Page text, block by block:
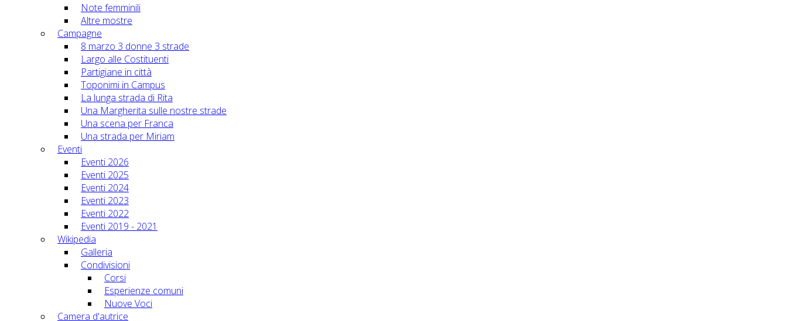
Note femminili
Altre mostre
Campagne
8 marzo 3 donne 3 strade
Largo alle Costituenti
Partigiane in città
Toponimi in Campus
La lunga strada di Rita
Una Margherita sulle nostre strade
Una scena per Franca
Una strada per Miriam
Eventi
Eventi 2026
Eventi 2025
Eventi 2024
Eventi 2023
Eventi 2022
Eventi 2019 - 2021
Wikipedia
Galleria
Condivisioni
Corsi
Esperienze comuni
Nuove Voci
Camera d'autrice